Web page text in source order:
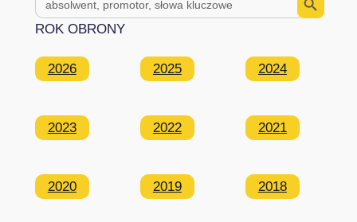
for:
ROK OBRONY
2026 2025 2024
2023 2022 2021
2020 2019 2018